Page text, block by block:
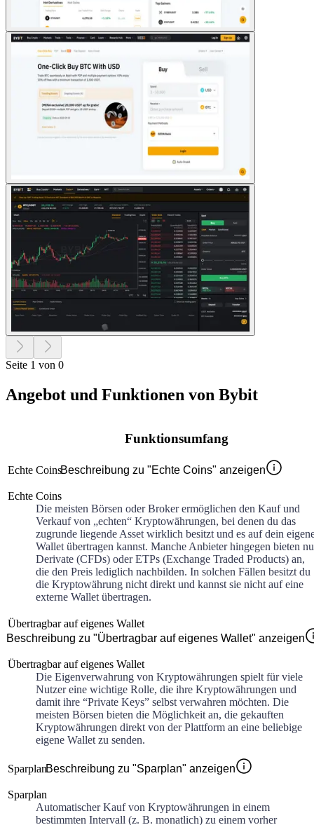
Seite 1 von 0
Angebot und Funktionen von Bybit
Funktionsumfang
Echte CoinsBeschreibung zu "Echte Coins" anzeigen
Echte Coins
Die meisten Börsen oder Broker ermöglichen den Kauf und
Verkauf von „echten“ Kryptowährungen, bei denen du das
zugrunde liegende Asset wirklich besitzt und es auf dein
Wallet übertragen kannst. Manche Anbieter hingegen bieten
Derivate (CFDs) oder ETPs (Exchange Traded Products) an,
die den Preis lediglich nachbilden. In solchen Fällen besitzt du
die Kryptowährung nicht direkt und kannst sie nicht auf eine
externe Wallet übertragen.
Übertragbar auf eigenes Wallet
Beschreibung zu "Übertragbar auf eigenes Wallet" anzeigen
Übertragbar auf eigenes Wallet
Die Eigenverwahrung von Kryptowährungen spielt für viele
Nutzer eine wichtige Rolle, die ihre Kryptowährungen und
damit ihre “Private Keys” selbst verwahren möchten. Die
meisten Börsen bieten die Möglichkeit an, die gekauften
Kryptowährungen direkt von der Plattform an eine beliebige
eigene Wallet zu senden.
SparplanBeschreibung zu "Sparplan" anzeigen
Sparplan
Automatischer Kauf von Kryptowährungen in einem
bestimmten Intervall (z. B. monatlich) zu einem vorher